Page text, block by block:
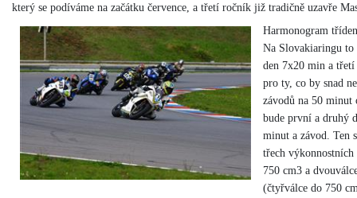
který se podíváme na začátku července, a třetí ročník již tradičně uzavře
Harmonogram
Na Slovakiaringu
den 7x20 min a
pro ty, co by snad
závodů na 50
bude první a druhý
minut a závod. Ten
třech
750 cm3 a
(čtyřválce do 750